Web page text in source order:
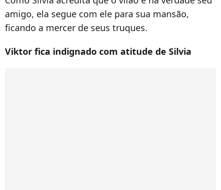
amigo, ela segue com ele para sua mansão,
ficando a mercer de seus truques.
Viktor fica indignado com atitude de Silvia